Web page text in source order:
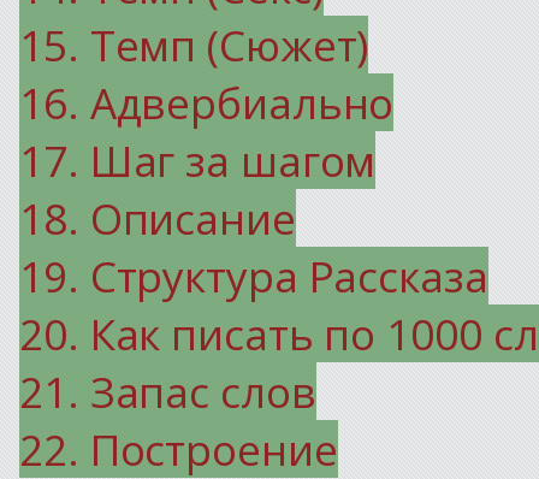
15. Темп (Сюжет)
16. Адвербиально
17. Шаг за шагом
18. Описание
19. Структура Рассказа
20. Как писать по 1000
21. Запас слов
22. Построение